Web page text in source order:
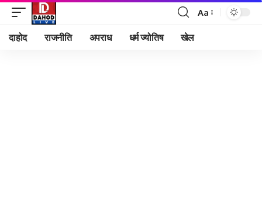
Font
Aa
दाहोद राजनीति अपराध धर्म ज्योतिष खेल